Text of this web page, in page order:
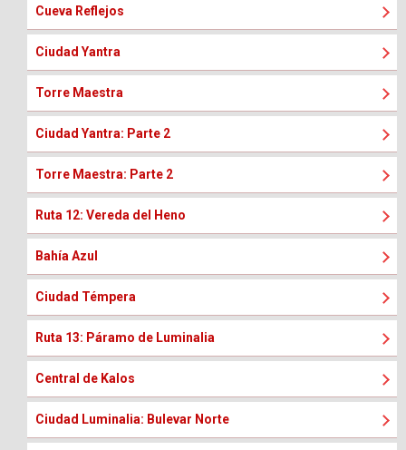
Cueva Reflejos
Ciudad Yantra
Torre Maestra
Ciudad Yantra: Parte 2
Torre Maestra: Parte 2
Ruta 12: Vereda del Heno
Bahía Azul
Ciudad Témpera
Ruta 13: Páramo de Luminalia
Central de Kalos
Ciudad Luminalia: Bulevar Norte